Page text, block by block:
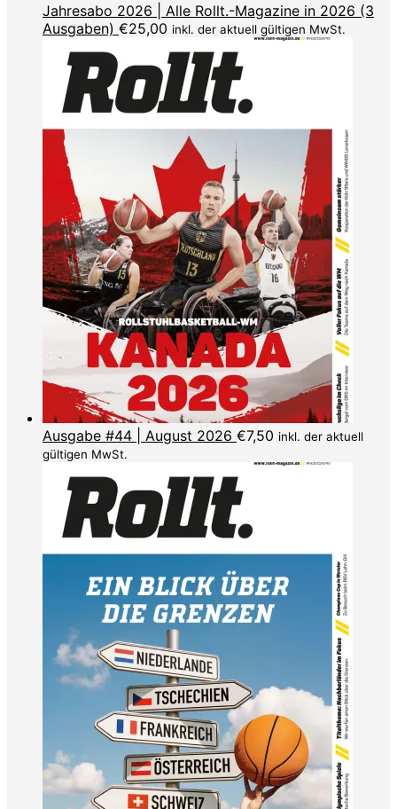
Jahresabo 2026 | Alle Rollt.-Magazine in 2026 (3
Ausgaben) €25,00 inkl. der aktuell gültigen MwSt.
Ausgabe #44 | August 2026 €7,50 inkl. der aktuell
gültigen MwSt.